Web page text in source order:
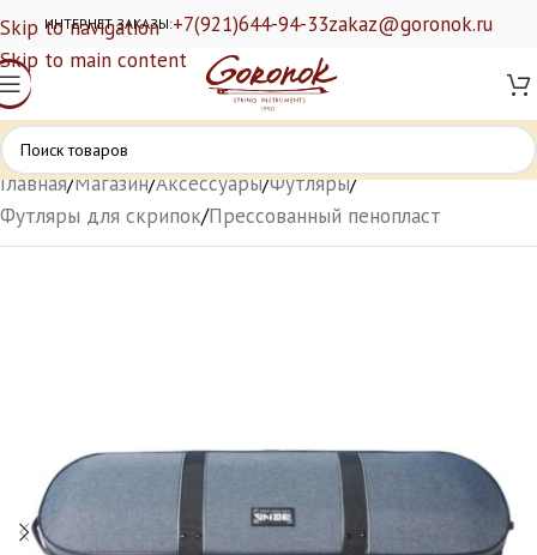
Skip to navigation
Skip to main content
ИНТЕРНЕТ ЗАКАЗЫ:+7(921)644-94-33zakaz@goronok.ru
Главная/Магазин/Аксессуары/Футляры/
Футляры для скрипок/Прессованный пенопласт